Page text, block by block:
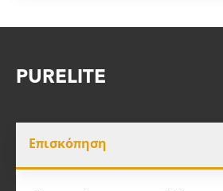
PURELITE
Επισκόπηση